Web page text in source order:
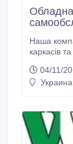
Наша компанія —
каркасів
спектру
тиску, пантографів, автохімії та ін.), встановленням і
http://www.
04/11/